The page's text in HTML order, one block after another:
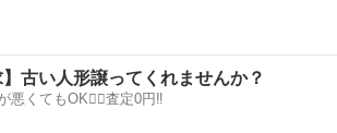
】古い人形譲ってくれませんか？
悪くてもOK🙆‍♀️査定0円‼️